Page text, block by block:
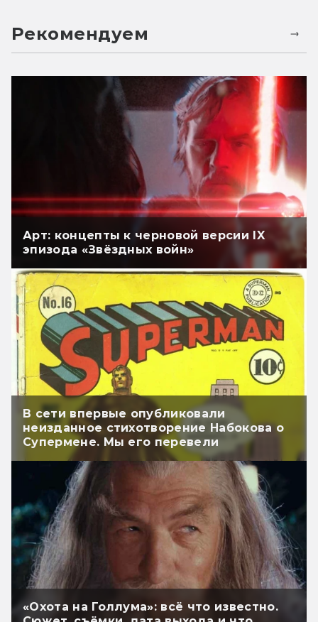
Рекомендуем
Арт: концепты к черновой версии IX
эпизода «Звёздных войн»
В сети впервые опубликовали
неизданное стихотворение Набокова о
Супермене. Мы его перевели
«Охота на Голлума»: всё что известно.